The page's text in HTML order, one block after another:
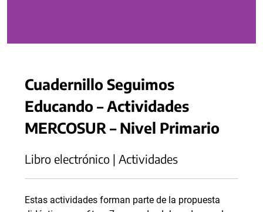
Cuadernillo Seguimos
Educando – Actividades
MERCOSUR – Nivel Primario
Libro electrónico | Actividades
Estas actividades forman parte de la propuesta